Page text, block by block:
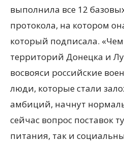
выполнила все 12
протокола, на котором
который подписала. «Чем
территорий Донецка и
восвояси российские
люди, которые стали
амбиций, начнут
сейчас вопрос поставок
питания, так и